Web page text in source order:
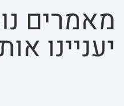
מאמרים
יעניינו